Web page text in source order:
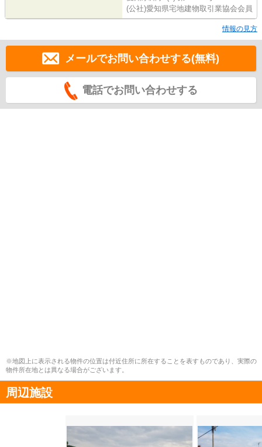
(公社)愛知県宅地建物取引業協会会員
情報の見方
メールでお問い合わせする(無料)
電話でお問い合わせする
※地図上に表示される物件の位置は付近住所に所在することを表すものであり、実際の
物件所在地とは異なる場合がございます。
周辺施設